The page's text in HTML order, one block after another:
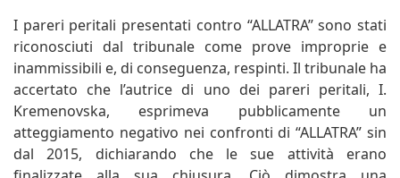
I pareri peritali presentati contro “ALLATRA” sono stati
riconosciuti dal tribunale come prove improprie e
inammissibili e, di conseguenza, respinti. Il tribunale ha
accertato che l’autrice di uno dei pareri peritali, I.
Kremenovska, esprimeva pubblicamente un
atteggiamento negativo nei confronti di “ALLATRA” sin
dal 2015, dichiarando che le sue attività erano